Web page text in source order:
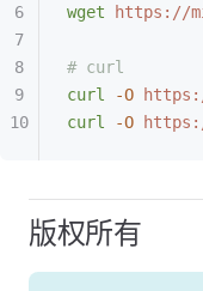
wget https://
# curl
curl
-O
curl
-O
版权所有